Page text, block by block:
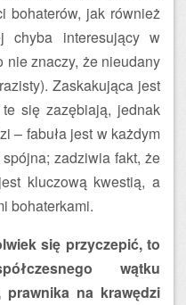
bohaterów, jak również
chyba interesujący w
nie znaczy, że nieudany
Zaskakująca jest
się zazębiają, jednak
– fabuła jest w każdym
zadziwia fakt, że
kluczową kwestią, a
bohaterkami.
się przyczepić, to
wątku
na krawędzi